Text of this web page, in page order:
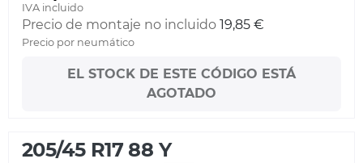
IVA incluido
Precio de montaje no incluido 19,85 €
Precio por neumático
EL STOCK DE ESTE CÓDIGO ESTÁ
AGOTADO
205/45 R17 88 Y